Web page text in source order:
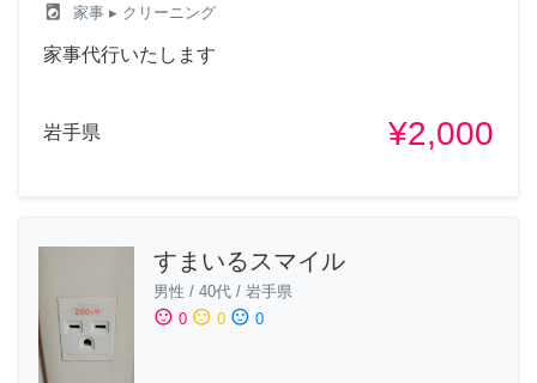
local_laundry_service 家事 ▸ クリーニング
家事代行いたします
岩手県 ¥2,000
すまいるスマイル
男性 / 40代 / 岩手県
sentiment_satisfied 0 sentiment_neutral 0 sentiment_dissatisfied 0